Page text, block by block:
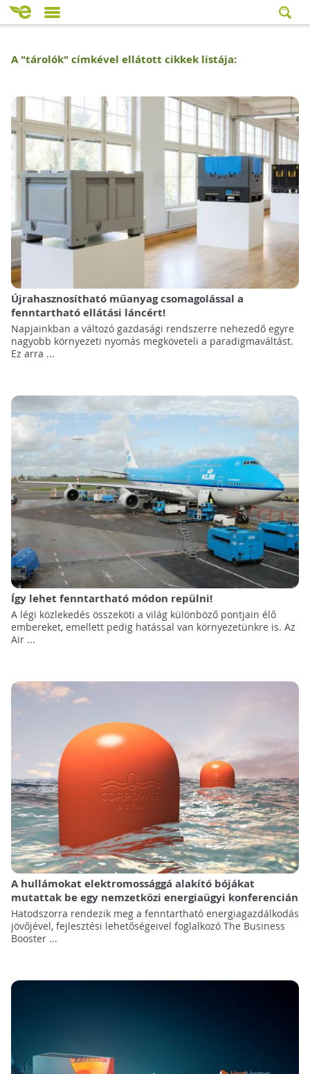
A "tárolók" címkével ellátott cikkek listája:
Újrahasznosítható műanyag csomagolással a
fenntartható ellátási láncért!
Napjainkban a változó gazdasági rendszerre nehezedő egyre
nagyobb környezeti nyomás megköveteli a paradigmaváltást.
Ez arra ...
Így lehet fenntartható módon repülni!
A légi közlekedés összeköti a világ különböző pontjain élő
embereket, emellett pedig hatással van környezetünkre is. Az
Air ...
A hullámokat elektromossággá alakító bójákat
mutattak be egy nemzetközi energiaügyi konferencián
Hatodszorra rendezik meg a fenntartható energiagazdálkodás
jövőjével, fejlesztési lehetőségeivel foglalkozó The Business
Booster ...